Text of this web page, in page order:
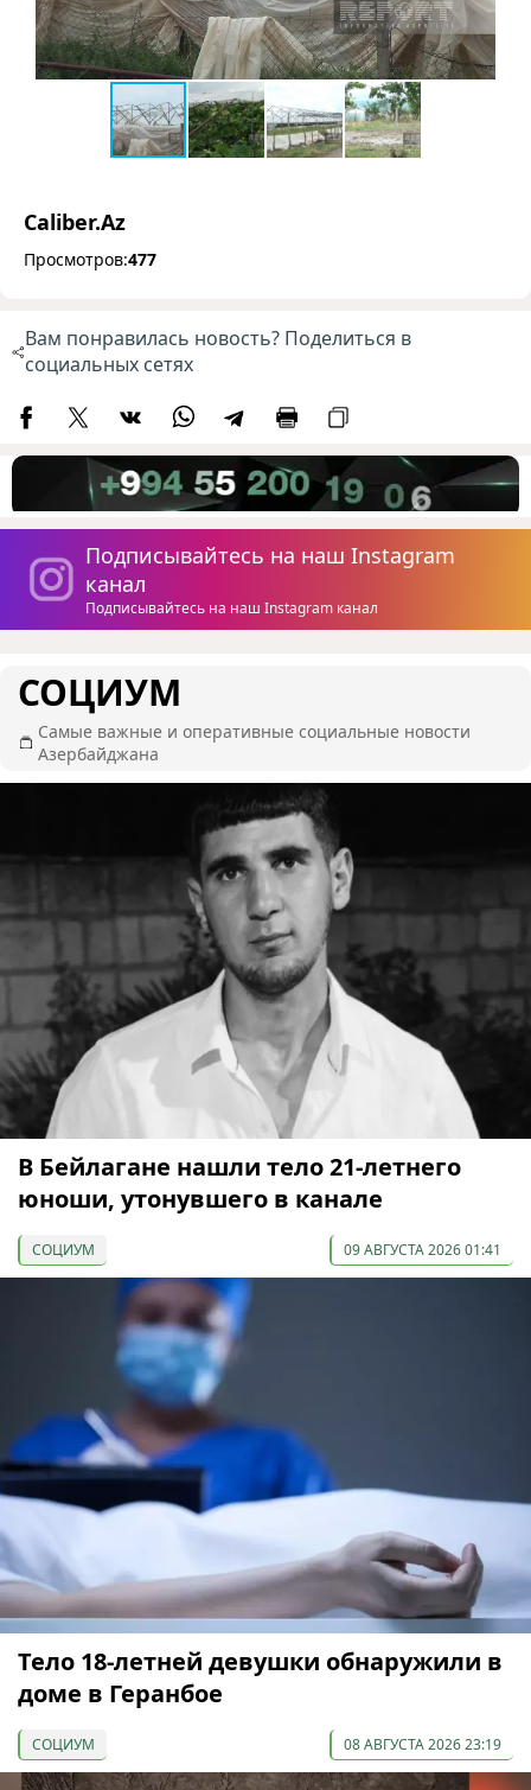
Caliber.Az
Просмотров:477
Вам понравилась новость? Поделиться в
социальных сетях
Подписывайтесь на наш Instagram
канал
Подписывайтесь на наш Instagram канал
СОЦИУМ
Самые важные и оперативные социальные новости
Азербайджана
В Бейлагане нашли тело 21-летнего
юноши, утонувшего в канале
СОЦИУМ 09 АВГУСТА 2026 01:41
Тело 18-летней девушки обнаружили в
доме в Геранбое
СОЦИУМ 08 АВГУСТА 2026 23:19